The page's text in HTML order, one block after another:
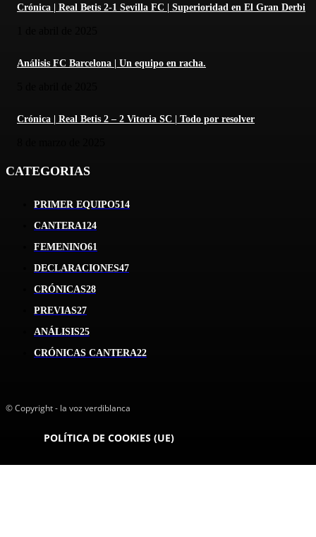
Crónica | Real Betis 2-1 Sevilla FC | Superioridad en El Gran Derbi
Análisis FC Barcelona | Un equipo en racha.
Crónica | Real Betis 2 – 2 Vitoria SC | Todo por resolver
CATEGORIAS
PRIMER EQUIPO514
CANTERA124
FEMENINO61
DECLARACIONES47
CRÓNICAS28
PREVIAS27
ANÁLISIS25
CRÓNICAS CANTERA22
© Copyright - la voz verdiblanca
POLÍTICA DE COOKIES (UE)